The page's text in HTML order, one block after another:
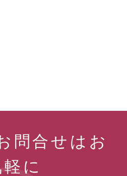
問合せはお
に